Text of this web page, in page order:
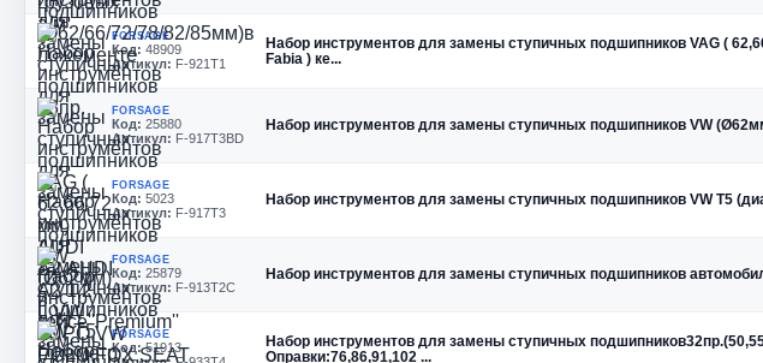
FORSAGE
Код: 48909
Артикул: F-921T1
Набор инструментов для замены ступичных подшипников VAG (
Fabia ) ке...
FORSAGE
Код: 25880
Артикул: F-917T3BD
Набор инструментов для замены ступичных подшипников VW
FORSAGE
Код: 5023
Артикул: F-917T3
Набор инструментов для замены ступичных подшипников VW T5
FORSAGE
Код: 25879
Артикул: F-913T2C
Набор инструментов для замены ступичных подшипников
FORSAGE
Код:51913
Набор инструментов для замены ступичных
Оправки:76,86,91,102 ...